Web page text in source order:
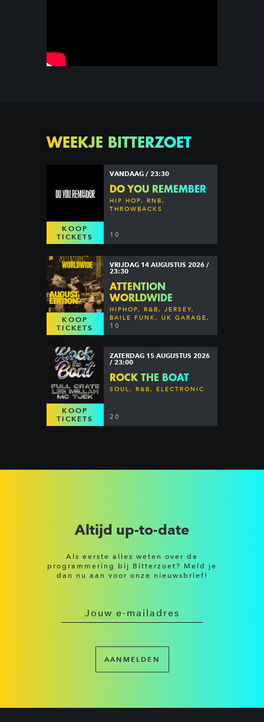
WEEKJE BITTERZOET
KOOP
TICKETS
VANDAAG / 23:30
DO YOU REMEMBER
HIP HOP, RNB,
THROWBACKS
10
KOOP
TICKETS
VRIJDAG 14 AUGUSTUS 2026 /
23:30
ATTENTION
WORLDWIDE
HIPHOP, R&B, JERSEY,
BAILE FUNK, UK GARAGE,
DANCEHALL & MORE
10
KOOP
TICKETS
ZATERDAG 15 AUGUSTUS 2026
/ 23:00
ROCK THE BOAT
SOUL, R&B, ELECTRONIC
20
Altijd up-to-date
Als eerste alles weten over de
programmering bij Bitterzoet? Meld je
dan nu aan voor onze nieuwsbrief!
AANMELDEN